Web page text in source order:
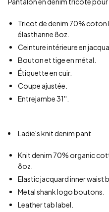
Tricot de denim 70%
élasthanne 8oz.
Ceinture intérieure en
Bouton et tige en métal.
Étiquette en cuir.
Coupe ajustée.
Entrejambe 31''.
Ladie's knit denim pant
Knit denim 70% organic
8oz.
Elastic jacquard inner waist
Metal shank logo boutons.
Leather tab label.